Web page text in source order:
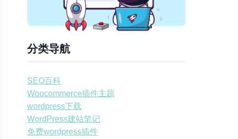
分类导航
SEO百科
Woocommerce插件主题
wordpress下载
WordPress建站笔记
免费wordpress插件